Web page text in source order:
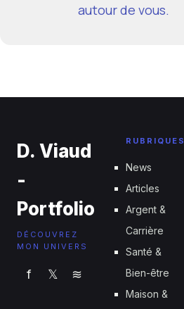
autour de vous.
D. Viaud
-
Portfolio
DÉCOUVREZ
MON UNIVERS
f 𝕏 ≋
RUBRIQUES
News
Articles
Argent &
Carrière
Santé &
Bien-être
Maison &